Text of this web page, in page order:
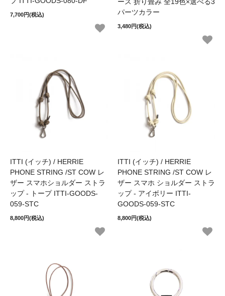
7,700円(税込)
ース 折り畳み 全19色×選べる3
パーツカラー
3,480円(税込)
ITTI (イッチ) / HERRIE
PHONE STRING /ST COW レ
ザー スマホショルダー ストラ
ップ - トープ ITTI-GOODS-
059-STC
8,800円(税込)
ITTI (イッチ) / HERRIE
PHONE STRING /ST COW レ
ザー スマホ ショルダー ストラ
ップ - アイボリー ITTI-
GOODS-059-STC
8,800円(税込)